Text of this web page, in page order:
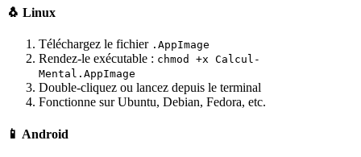
🐧 Linux
Téléchargez le fichier .AppImage
Rendez-le exécutable : chmod +x Calcul-
Mental.AppImage
Double-cliquez ou lancez depuis le terminal
Fonctionne sur Ubuntu, Debian, Fedora, etc.
📱 Android